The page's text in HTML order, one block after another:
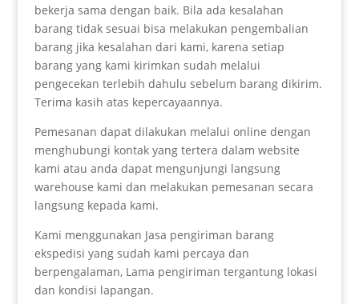
bekerja sama dengan baik. Bila ada kesalahan
barang tidak sesuai bisa melakukan pengembalian
barang jika kesalahan dari kami, karena setiap
barang yang kami kirimkan sudah melalui
pengecekan terlebih dahulu sebelum barang dikirim.
Terima kasih atas kepercayaannya.
Pemesanan dapat dilakukan melalui online dengan
menghubungi kontak yang tertera dalam website
kami atau anda dapat mengunjungi langsung
warehouse kami dan melakukan pemesanan secara
langsung kepada kami.
Kami menggunakan Jasa pengiriman barang
ekspedisi yang sudah kami percaya dan
berpengalaman, Lama pengiriman tergantung lokasi
dan kondisi lapangan.